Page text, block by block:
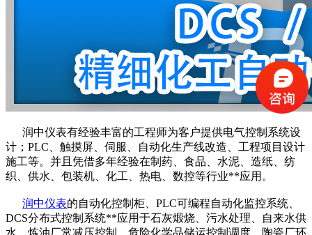
润中仪表有经验丰富的工程师为客户提供电气控制系统设
计；PLC、触摸屏、伺服、自动化生产线改造、工程项目设计
施工等。并且凭借多年经验在制药、食品、水泥、造纸、纺
织、供水、包装机、化工、热电、数控等行业**应用。
润中仪表的自动化控制柜、PLC可编程自动化监控系统、
DCS分布式控制系统**应用于石灰煅烧、污水处理、自来水供
水、炼油厂常减压控制、危险化学品储运控制调度、陶瓷厂环